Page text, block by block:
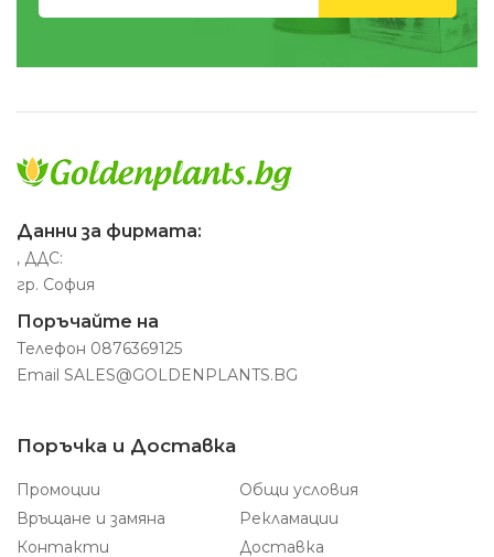
Данни за фирмата:
, ДДС:
гр. София
Поръчайте на
Телефон 0876369125
Email SALES@GOLDENPLANTS.BG
Поръчка и Доставка
Промоции
Общи условия
Връщане и замяна
Рекламации
Контакти
Доставка